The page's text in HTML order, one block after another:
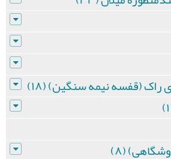
(قفسه نیمه سنگین) (۱۸)
(۸)